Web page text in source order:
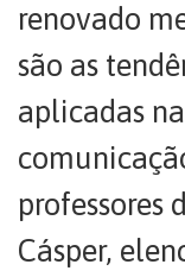
renovado
são as
aplicadas
professores
Cásper,